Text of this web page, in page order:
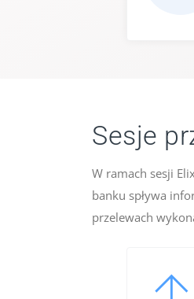
Sesje
W ramach sesji
banku spływa
przelewach